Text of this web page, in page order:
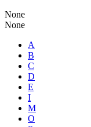
None
None
A
B
C
D
E
I
M
O